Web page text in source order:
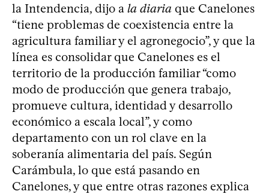
la Intendencia, dijo a la diaria que Canelones
“tiene problemas de coexistencia entre la
agricultura familiar y el agronegocio”, y que la
línea es consolidar que Canelones es el
territorio de la producción familiar “como
modo de producción que genera trabajo,
promueve cultura, identidad y desarrollo
económico a escala local”, y como
departamento con un rol clave en la
soberanía alimentaria del país. Según
Carámbula, lo que está pasando en
Canelones, y que entre otras razones explica